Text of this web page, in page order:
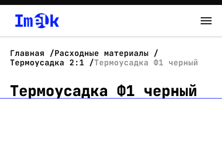
О нас
Новости
Главная
Расходные материалы
Термоусадка 2:1
Термоусадка Ф1 черный
Термоусадка Ф1 черный